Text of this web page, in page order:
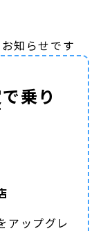
知らせです
乗り
アップグレ